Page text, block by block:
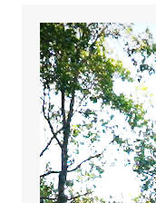
Video
Player